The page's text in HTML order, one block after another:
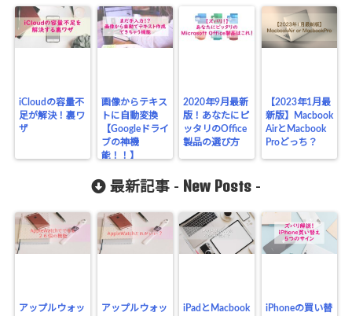
iCloudの容量不
足が解決！裏ワ
ザ
画像からテキス
トに自動変換
【Googleドライ
ブの神機
能！！】
2020年9月最新
版！あなたにピ
ッタリのOffice
製品の選び方
【2023年1月最
新版】Macbook
AirとMacbook
Proどっち？
最新記事 - New Posts -
アップルウォッ
アップルウォッ
iPadとMacbook
iPhoneの買い替